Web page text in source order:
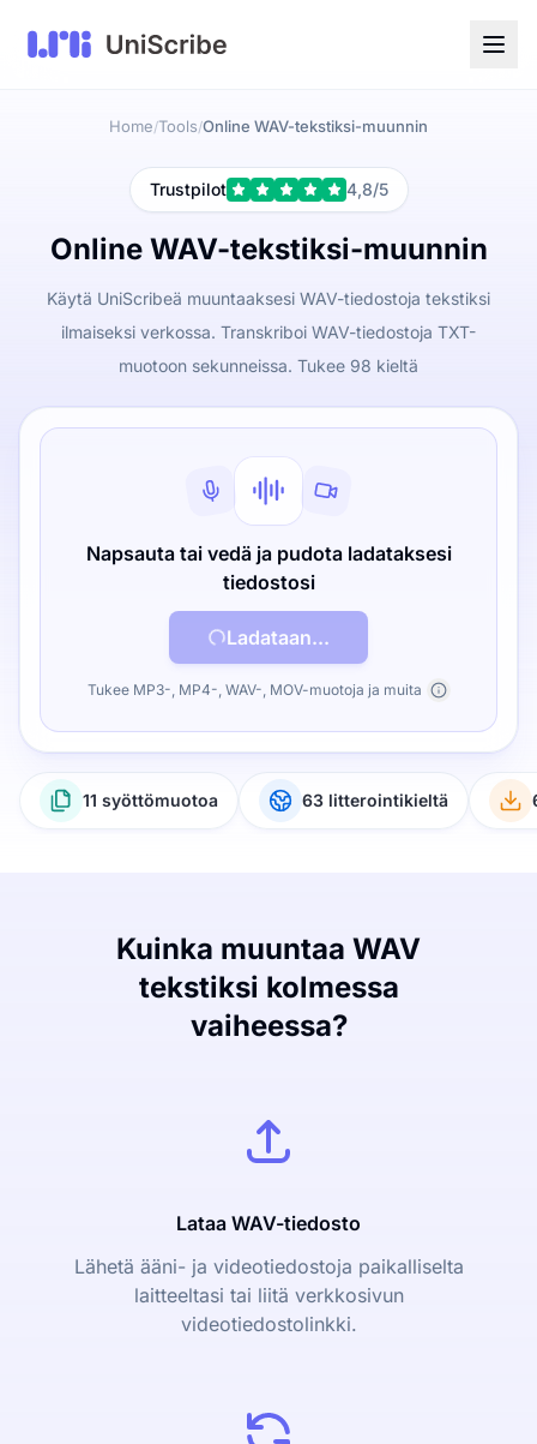
Home/Tools/Online WAV-tekstiksi-muunnin
Trustpilot 4,8/5
Online WAV-tekstiksi-muunnin
Käytä UniScribeä muuntaaksesi WAV-tiedostoja tekstiksi
ilmaiseksi verkossa. Transkriboi WAV-tiedostoja TXT-
muotoon sekunneissa. Tukee 98 kieltä
Napsauta tai vedä ja pudota ladataksesi
tiedostosi
Ladataan...
Tukee MP3-, MP4-, WAV-, MOV-muotoja ja muita
11 syöttömuotoa 63 litterointikieltä
Kuinka muuntaa WAV
tekstiksi kolmessa
vaiheessa?
Lataa WAV-tiedosto
Lähetä ääni- ja videotiedostoja paikalliselta
laitteeltasi tai liitä verkkosivun
videotiedostolinkki.